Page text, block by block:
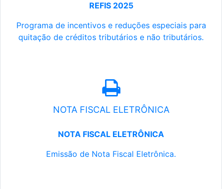
REFIS 2025
Programa de incentivos e reduções especiais para
quitação de créditos tributários e não tributários.
NOTA FISCAL ELETRÔNICA
NOTA FISCAL ELETRÔNICA
Emissão de Nota Fiscal Eletrônica.